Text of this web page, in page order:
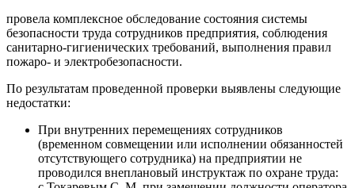
провела комплексное обследование состояния системы
безопасности труда сотрудников предприятия, соблюдения
санитарно-гигиенических требований, выполнения правил
пожаро- и электробезопасности.
По результатам проведенной проверки выявлены следующие
недостатки:
При внутренних перемещениях сотрудников
(временном совмещении или исполнении обязанностей
отсутствующего сотрудника) на предприятии не
проводился внеплановый инструктаж по охране труда: